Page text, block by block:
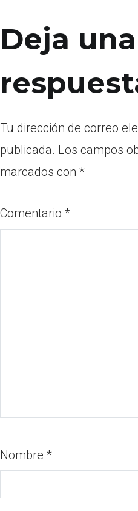
Deja una
Tu dirección de correo
publicada. Los campos
marcados con *
Comentario *
Nombre *